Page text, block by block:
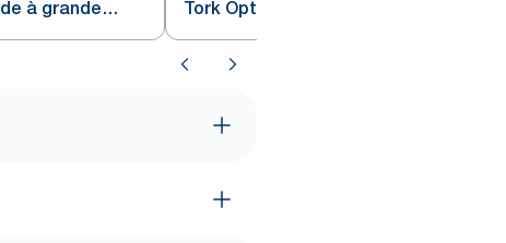
à grande
T7
Tork OptiServe® - 2 épaisseurs